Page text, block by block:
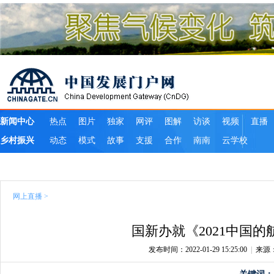
网上直播 >
国新办就《2021中国
发布时间：2022-01-29 15:25:00| 来源